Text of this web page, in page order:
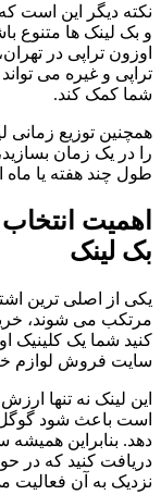
نکته دیگر این است
و بک لینک ها متنوع
اوزون تراپی در
تراپی و غیره می
شما کمک کند.
همچنین توزیع زمانی
را در یک زمان
طول چند هفته یا ماه
اهمیت
بک لینک
یکی از اصلی ترین
مرتکب می شوند،
کنید شما یک کلینیک
سایت فروش لوازم
این لینک نه تنها
است باعث شود
دهد. بنابراین
دریافت کنید که در
نزدیک به آن فعالیت